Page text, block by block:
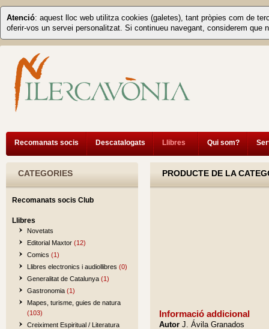
Atenció: aquest lloc web utilitza cookies (galetes), tant pròpies com de
oferir-vos un servei personalitzat. Si continueu navegant, considerem que
Recomanats socis Descatalogats Llibres Qui som?
CATEGORIES
Recomanats socis Club
Llibres
Novetats
Editorial Maxtor (12)
Comics (1)
Llibres electronics i audiollibres (0)
Generalitat de Catalunya (1)
Gastronomia (1)
Mapes, turisme, guies de natura
(103)
Creiximent Espiritual / Literatura
PRODUCTE DE LA
Informació addicional
Autor J. Ávila Granados